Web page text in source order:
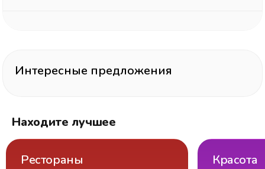
Интересные предложения
Находите лучшее
Рестораны Красота